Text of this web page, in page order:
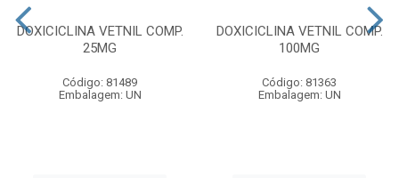
DOXICICLINA VETNIL COMP.
25MG
Código: 81489
Embalagem: UN
DOXICICLINA VETNIL COMP.
100MG
Código: 81363
Embalagem: UN